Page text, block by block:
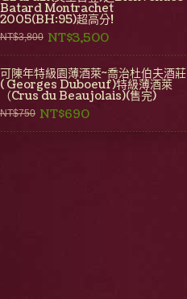
Batard Montrachet
2005(BH:95)超高分!
NT$3,800 NT$3,500
可陳年特級園薄酒萊~喬治杜伯夫酒莊
( Georges Duboeuf)特級薄酒萊
（Crus du Beaujolais)(售完)
NT$750 NT$690